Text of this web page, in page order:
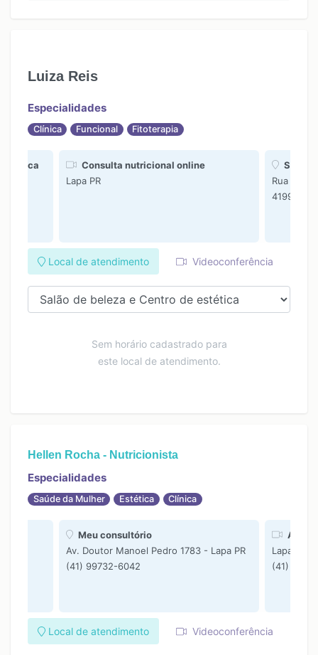
Luiza Reis
Especialidades
Clínica Funcional Fitoterapia
estética
Consulta nutricional online
Lapa PR
Salão
Rua
Local de atendimento Videoconferência
Sem horário cadastrado para
este local de atendimento.
Hellen Rocha - Nutricionista
Especialidades
Saúde da Mulher Estética Clínica
Meu consultório
Av. Doutor Manoel Pedro 1783 - Lapa PR
(41) 99732-6042
Lapa PR
(41)
Local de atendimento Videoconferência